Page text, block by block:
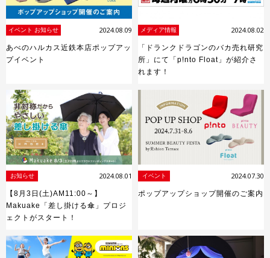
イベント お知らせ 2024.08.09
あべのハルカス近鉄本店ポップアッ
プイベント
メディア情報 2024.08.02
「ドランクドラゴンのバカ売れ研究
所」にて「p!nto Float」が紹介さ
れます！
お知らせ 2024.08.01
【8月3日(土)AM11:00～】
Makuake「差し掛ける傘」プロジ
ェクトがスタート！
イベント 2024.07.30
ポップアップショップ開催のご案内